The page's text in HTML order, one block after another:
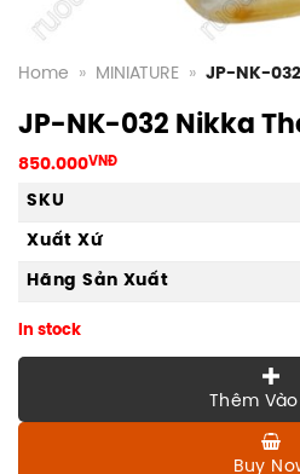
Home » MINIATURE » JP-NK-
JP-NK-032 Nikka
850.000VNĐ
SKU
Xuất Xứ
Hãng Sản Xuất
In stock
Thêm
Buy